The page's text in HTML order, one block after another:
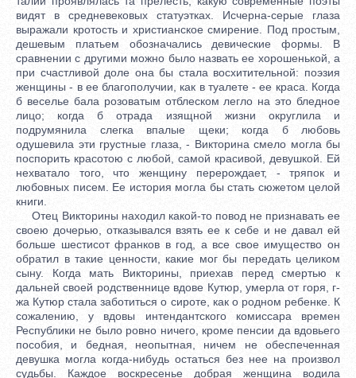
видят в средневековых статуэтках. Исчерна-серые глаза
выражали кротость и христианское смирение. Под простым,
дешевым платьем обозначались девические формы. В
сравнении с другими можно было назвать ее хорошенькой, а
при счастливой доле она бы стала восхитительной: поэзия
женщины - в ее благополучии, как в туалете - ее краса. Когда
б веселье бала розоватым отблеском легло на это бледное
лицо; когда б отрада изящной жизни округлила и
подрумянила слегка впалые щеки; когда б любовь
одушевила эти грустные глаза, - Викторина смело могла бы
поспорить красотою с любой, самой красивой, девушкой. Ей
нехватало того, что женщину перерождает, - тряпок и
любовных писем. Ее история могла бы стать сюжетом целой
книги.
Отец Викторины находил какой-то повод не признавать ее
своею дочерью, отказывался взять ее к себе и не давал ей
больше шестисот франков в год, а все свое имущество он
обратил в такие ценности, какие мог бы передать целиком
сыну. Когда мать Викторины, приехав перед смертью к
дальней своей родственнице вдове Кутюр, умерла от горя, г-
жа Кутюр стала заботиться о сироте, как о родном ребенке. К
сожалению, у вдовы интендантского комиссара времен
Республики не было ровно ничего, кроме пенсии да вдовьего
пособия, и бедная, неопытная, ничем не обеспеченная
девушка могла когда-нибудь остаться без нее на произвол
судьбы. Каждое воскресенье добрая женщина водила